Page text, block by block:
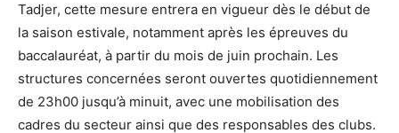
Tadjer, cette mesure entrera en vigueur dès le début de
la saison estivale, notamment après les épreuves du
baccalauréat, à partir du mois de juin prochain. Les
structures concernées seront ouvertes quotidiennement
de 23h00 jusqu’à minuit, avec une mobilisation des
cadres du secteur ainsi que des responsables des clubs.